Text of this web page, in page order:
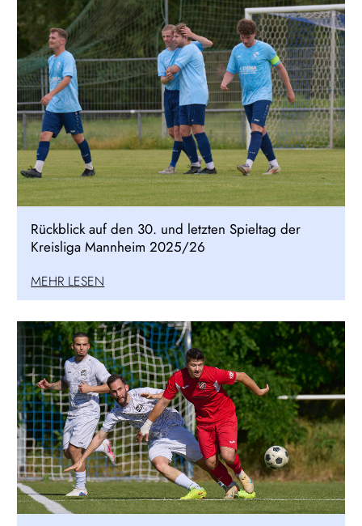
Rückblick auf den 30. und letzten Spieltag der
Kreisliga Mannheim 2025/26
MEHR LESEN